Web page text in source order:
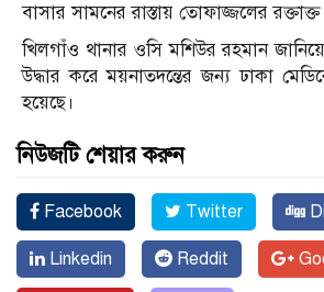
বাসার সামনের রাস্তায় তোফাজ্জলের
খিলগাঁও থানার ওসি মশিউর রহমান
উদ্ধার করে ময়নাতদন্তের জন্য ঢাকা
হয়েছে।
নিউজটি শেয়ার করুন
Facebook Twitter
Linkedin Reddit